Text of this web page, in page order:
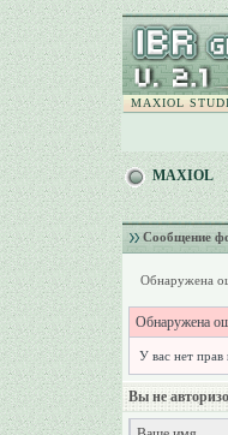
MAXIOL
MAXIOL
Сообщение
Обнаружена
Обнаружена
У вас нет прав
Вы не